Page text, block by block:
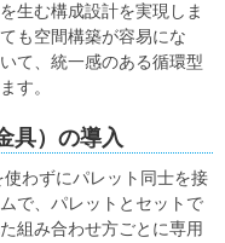
生む構成設計を実現しま
も空間構築が容易にな
て、統一感のある循環型
す。
具）の導入
わずにパレット同士を接
で、パレットとセットで
組み合わせ方ごとに専用